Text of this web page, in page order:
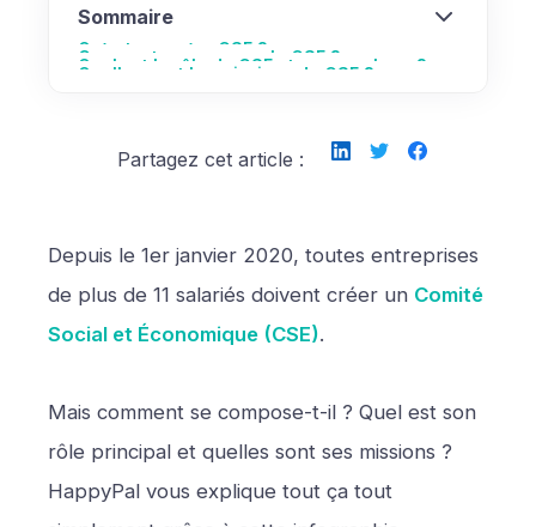
Depuis le 1er janvier 2020, toutes entreprises
de plus de 11 salariés doivent créer un Comité
Social et Économique (CSE).
Mais comment se compose-t-il ? Quel est son
rôle principal et quelles sont ses missions ?
HappyPal vous explique tout ça tout
Sommaire
Qu’est-ce qu’un CSE ?
Comment se compose le CSE ?
Quel est le rôle du CSE et ses membres ?
Quelles sont les missions du CSE ?
Partagez cet article :